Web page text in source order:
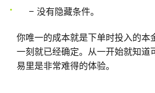
– 没有隐藏条件。
你唯一的成本就是下单时投入的本
一刻就已经确定。从一开始就知道
易里是非常难得的体验。